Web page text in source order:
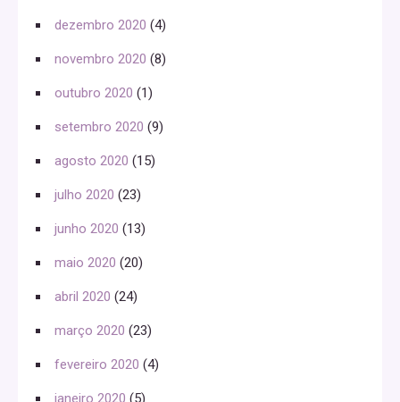
dezembro 2020 (4)
novembro 2020 (8)
outubro 2020 (1)
setembro 2020 (9)
agosto 2020 (15)
julho 2020 (23)
junho 2020 (13)
maio 2020 (20)
abril 2020 (24)
março 2020 (23)
fevereiro 2020 (4)
janeiro 2020 (5)